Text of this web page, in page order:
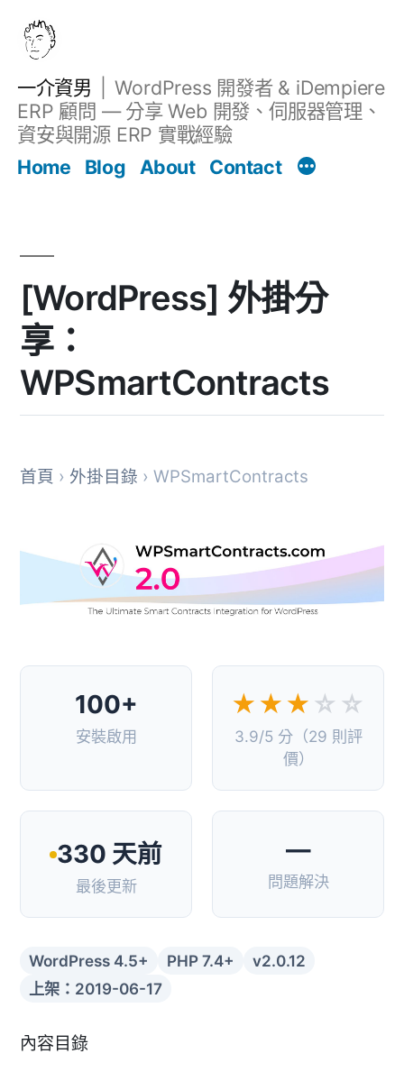
一介資男
WordPress 開發者 & iDempiere
ERP 顧問 — 分享 Web 開發、伺服器管理、
資安與開源 ERP 實戰經驗
Home
Blog About Contact
[WordPress] 外掛分
享：
WPSmartContracts
首頁 › 外掛目錄 › WPSmartContracts
100+
安裝啟用
★★★ ☆☆
3.9/5 分（29 則評
價）
330 天前
最後更新
—
問題解決
WordPress 4.5+ PHP 7.4+
v2.0.12
上架：2019-06-17
內容目錄
文章 Filter